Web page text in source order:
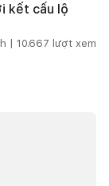
kết cấu lộ
| 10.667 lượt xem